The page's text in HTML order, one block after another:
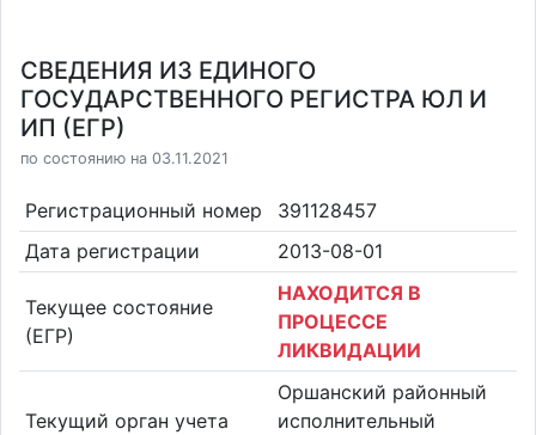
СВЕДЕНИЯ ИЗ ЕДИНОГО
ГОСУДАРСТВЕННОГО РЕГИСТРА ЮЛ И
ИП (ЕГР)
по состоянию на 03.11.2021
Регистрационный номер
391128457
Дата регистрации
2013-08-01
Текущее состояние
(ЕГР)
НАХОДИТСЯ В
ПРОЦЕССЕ
ЛИКВИДАЦИИ
Текущий орган учета
Оршанский районный
исполнительный